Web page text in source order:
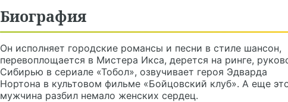
Биография
Он исполняет городские романсы и песни в стиле шансон,
перевоплощается в Мистера Икса, дерется на ринге,
Сибирью в сериале «Тобол», озвучивает героя Эдварда
Нортона в культовом фильме «Бойцовский клуб». А еще
мужчина разбил немало женских сердец.